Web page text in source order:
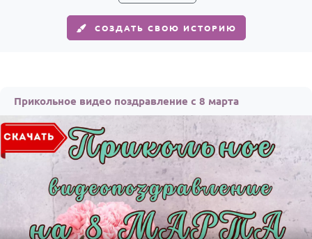
СОЗДАТЬ СВОЮ ИСТОРИЮ
Прикольное видео поздравление с 8 марта